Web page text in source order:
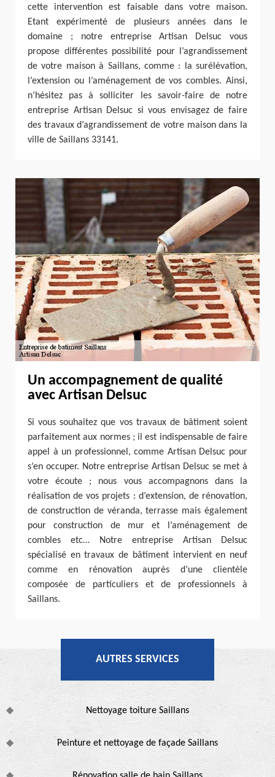
cette intervention est faisable dans votre maison.
Etant expérimenté de plusieurs années dans le
domaine ; notre entreprise Artisan Delsuc vous
propose différentes possibilité pour l’agrandissement
de votre maison à Saillans, comme : la surélévation,
l’extension ou l’aménagement de vos combles. Ainsi,
n’hésitez pas à solliciter les savoir-faire de notre
entreprise Artisan Delsuc si vous envisagez de faire
des travaux d’agrandissement de votre maison dans la
ville de Saillans 33141.
Un accompagnement de qualité
avec Artisan Delsuc
Si vous souhaitez que vos travaux de bâtiment soient
parfaitement aux normes ; il est indispensable de faire
appel à un professionnel, comme Artisan Delsuc pour
s’en occuper. Notre entreprise Artisan Delsuc se met à
votre écoute ; nous vous accompagnons dans la
réalisation de vos projets : d’extension, de rénovation,
de construction de véranda, terrasse mais également
pour construction de mur et l’aménagement de
combles etc… Notre entreprise Artisan Delsuc
spécialisé en travaux de bâtiment intervient en neuf
comme en rénovation auprès d’une clientèle
composée de particuliers et de professionnels à
Saillans.
AUTRES SERVICES
Nettoyage toiture Saillans
Peinture et nettoyage de façade Saillans